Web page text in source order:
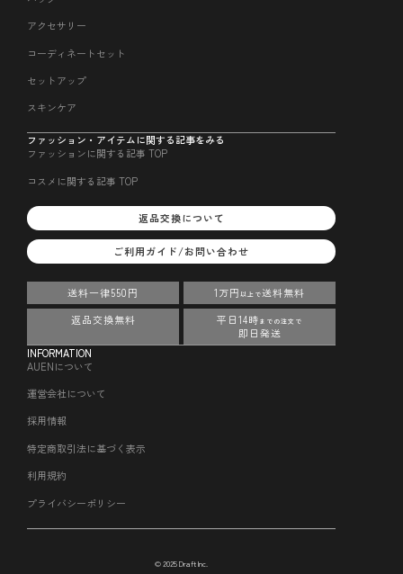
アクセサリー
コーディネートセット
セットアップ
スキンケア
ファッション・アイテムに関する記事をみる
ファッションに関する記事 TOP
コスメに関する記事 TOP
返品交換について
ご利用ガイド/お問い合わせ
送料一律550円 1万円 以上で送料無料
返品交換無料
平日14時 までの注文で
即日発送
INFORMATION
AUENについて
運営会社について
採用情報
特定商取引法に基づく表示
利用規約
プライバシーポリシー
© 2025 Draft Inc.